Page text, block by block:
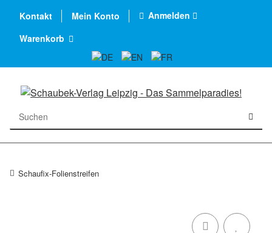
Kontakt Mein Konto
Anmelden
Warenkorb
Schaufix-Folienstreifen